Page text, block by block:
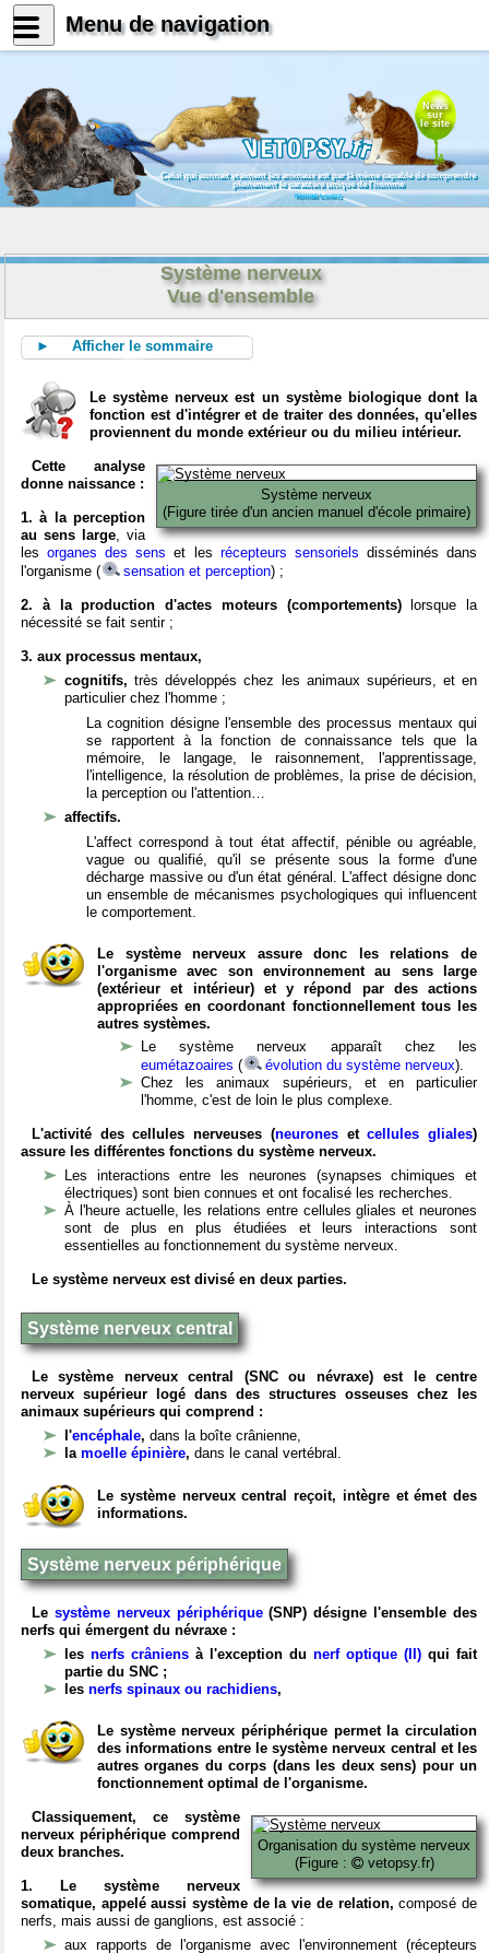
News
sur
le site
Celui qui connait vraiment les animaux est par là même capable de comprendre
pleinement le caractère unique de l'homme
Konrad Lorenz
Système nerveux
Vue d'ensemble
► Afficher le sommaire
Le système nerveux est un système biologique dont la
fonction est d'intégrer et de traiter des données, qu'elles
proviennent du monde extérieur ou du milieu intérieur.
Système nerveux
(Figure tirée d'un ancien manuel d'école primaire)
Cette analyse
donne naissance :
1. à la perception
au sens large, via
lesorganes des sens et les récepteurs sensoriels disséminés dans
l'organisme (
sensation et perception) ;
2. à la production d'actes moteurs (comportements)lorsque la
nécessité se fait sentir ;
3. aux processus mentaux,
cognitifs,très développés chez les animaux supérieurs, et en
particulier chez l'homme ;
La cognition désigne l'ensemble des processus mentaux qui
se rapportent à la fonction de connaissance tels que la
mémoire, le langage, le raisonnement, l'apprentissage,
l'intelligence, la résolution de problèmes, la prise de décision,
la perception ou l'attention…
affectifs.
L'affect correspond à tout état affectif, pénible ou agréable,
vague ou qualifié, qu'il se présente sous la forme d'une
décharge massive ou d'un état général. L'affect désigne donc
un ensemble de mécanismes psychologiques qui influencent
le comportement.
Le système nerveux assure donc les relations de
l'organisme avec son environnement au sens large
(extérieur et intérieur) et y répond par des actions
appropriées en coordonant fonctionnellement tous les
autres systèmes.
Le système nerveux apparaît chez les
eumétazoaires ( évolution du système nerveux).
Chez les animaux supérieurs, et en particulier
l'homme, c'est de loin le plus complexe.
L'activité des cellules nerveuses (neuronesetcellules gliales)
assure les différentes fonctions du système nerveux.
Les interactions entre les neurones (synapses chimiques et
électriques) sont bien connues et ont focalisé les recherches.
À l'heure actuelle, les relations entre cellules gliales et neurones
sont de plus en plus étudiées et leurs interactions sont
essentielles au fonctionnement du système nerveux.
Le système nerveux est divisé en deux parties.
Système nerveux central
Le système nerveux central (SNC ou névraxe) est le centre
nerveux supérieur logé dans des structures osseuses chez les
animaux supérieurs qui comprend :
l'encéphale, dans la boîte crânienne,
la moelle épinière, dans le canal vertébral.
Le système nerveux central reçoit, intègre et émet des
informations.
Système nerveux périphérique
Le système nerveux périphérique(SNP) désigne l'ensemble des
nerfs qui émergent du névraxe :
les nerfs crâniens à l'exception du nerf optique (II) qui fait
partie du SNC ;
les nerfs spinaux ou rachidiens,
Le système nerveux périphérique permet la circulation
des informations entre le système nerveux central et les
autres organes du corps (dans les deux sens) pour un
fonctionnement optimal de l'organisme.
Organisation du système nerveux
(Figure :
vetopsy.fr)
Classiquement, ce système
nerveux périphérique comprend
deux branches.
1. Le système nerveux
somatique, appelé aussi système de la vie de relation, composé de
nerfs, mais aussi de ganglions, est associé :
aux rapports de l'organisme avec l'environnement (récepteurs
Menu de navigation